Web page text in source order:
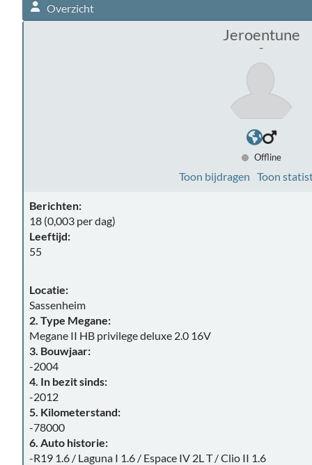
Overzicht
Jeroentune
-
Offline
Toon bijdragen Toon
Berichten:
18 (0,003 per dag)
Leeftijd:
55
Locatie:
Sassenheim
2. Type Megane:
Megane II HB privilege deluxe 2.0 16V
3. Bouwjaar:
-2004
4. In bezit sinds:
-2012
5. Kilometerstand:
-78000
6. Auto historie:
-R19 1.6 / Laguna I 1.6 / Espace IV 2L T / Clio II 1.6